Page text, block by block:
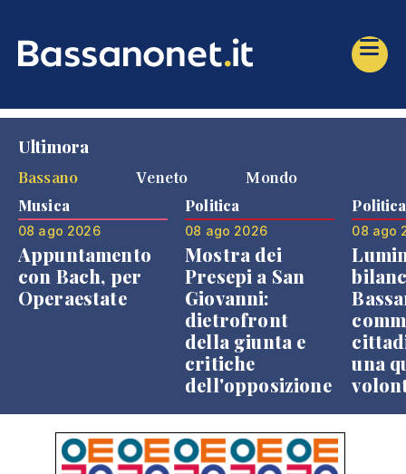
Ultimora
Bassano
Veneto Mondo
Musica
08 ago 2026
Appuntamento
con Bach, per
Operaestate
Politica
08 ago 2026
Mostra dei
Presepi a San
Giovanni:
dietrofront
della giunta e
critiche
dell'opposizione
Politica
08 ago
una